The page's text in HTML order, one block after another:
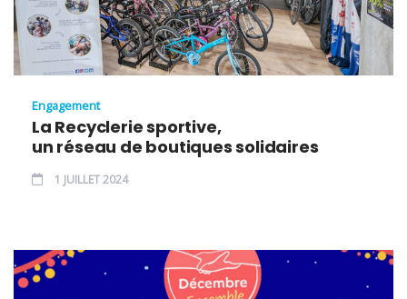
Engagement
La Recyclerie sportive,
un réseau de boutiques solidaires
1 JUILLET 2024